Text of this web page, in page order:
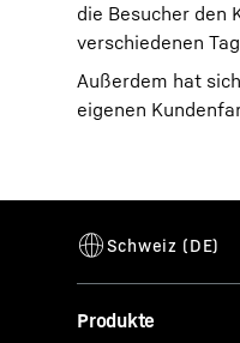
die Besucher den
verschiedenen
Außerdem hat
eigenen
Produkte